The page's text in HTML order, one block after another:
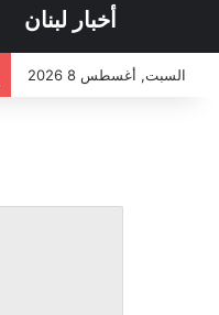
أخبار لبنان
السبت, أغسطس 8 2026